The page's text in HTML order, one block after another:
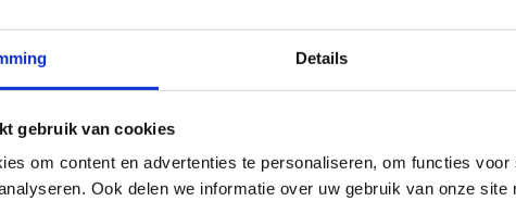
Details
gebruik van cookies
om content en advertenties te personaliseren, om functies
Ook delen we informatie over uw gebruik van onze
nieuwe technieken te oefenen